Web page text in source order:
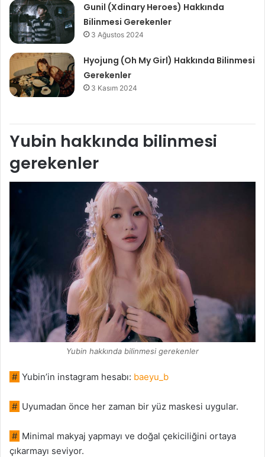
Gunil (Xdinary Heroes) Hakkında
Bilinmesi Gerekenler
3 Ağustos 2024
Hyojung (Oh My Girl) Hakkında Bilinmesi
Gerekenler
3 Kasım 2024
Yubin hakkında bilinmesi
gerekenler
Yubin hakkında bilinmesi gerekenler
# Yubin’in instagram hesabı: baeyu_b
# Uyumadan önce her zaman bir yüz maskesi uygular.
# Minimal makyaj yapmayı ve doğal çekiciliğini ortaya
çıkarmayı seviyor.